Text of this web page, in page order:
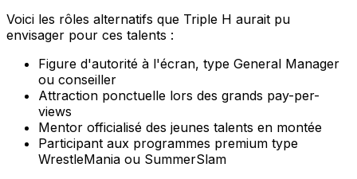
Voici les rôles alternatifs que Triple H aurait pu
envisager pour ces talents :
Figure d'autorité à l'écran, type General Manager
ou conseiller
Attraction ponctuelle lors des grands pay-per-
views
Mentor officialisé des jeunes talents en montée
Participant aux programmes premium type
WrestleMania ou SummerSlam